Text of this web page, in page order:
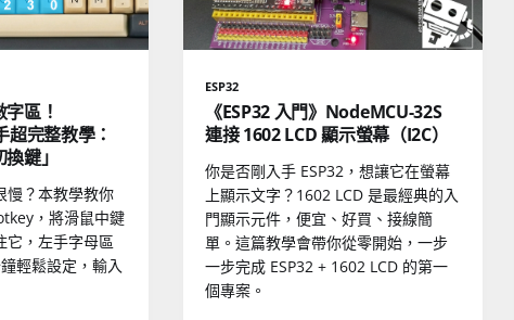
區！
完整教學：
鍵」
慢？本教學教你
，將滑鼠中鍵
它，左手字母區
輕鬆設定，輸入
ESP32
《ESP32 入門》NodeMCU-32S
連接 1602 LCD 顯示螢幕（I2C）
你是否剛入手 ESP32，想讓它在螢幕
上顯示文字？1602 LCD 是最經典的入
門顯示元件，便宜、好買、接線簡
單。這篇教學會帶你從零開始，一步
一步完成 ESP32 + 1602 LCD 的第一
個專案。